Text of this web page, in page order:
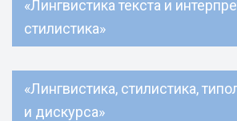
«Лингвистика текста и
стилистика»
«Лингвистика, стилистика,
и дискурса»